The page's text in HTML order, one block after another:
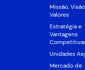
Missão,
Valores
Estratégia e
Vantagens
Unidades
Mercado de